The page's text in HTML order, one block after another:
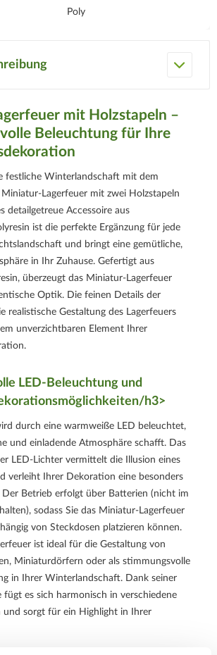
Poly
mit Holzstapeln –
Beleuchtung für Ihre
festliche Winterlandschaft mit dem
Lagerfeuer mit zwei Holzstapeln
detailgetreue Accessoire aus
ist die perfekte Ergänzung für jede
und bringt eine gemütliche,
in Ihr Zuhause. Gefertigt aus
überzeugt das Miniatur-Lagerfeuer
Optik. Die feinen Details der
realistische Gestaltung des Lagerfeuers
unverzichtbaren Element Ihrer
LED-Beleuchtung und
h3>
durch eine warmweiße LED beleuchtet,
und einladende Atmosphäre schafft. Das
LED-Lichter vermittelt die Illusion eines
verleiht Ihrer Dekoration eine besonders
Betrieb erfolgt über Batterien (nicht im
sodass Sie das Miniatur-Lagerfeuer
von Steckdosen platzieren können.
ist ideal für die Gestaltung von
Miniaturdörfern oder als stimmungsvolle
in Ihrer Winterlandschaft. Dank seiner
fügt es sich harmonisch in verschiedene
und sorgt für ein Highlight in Ihrer